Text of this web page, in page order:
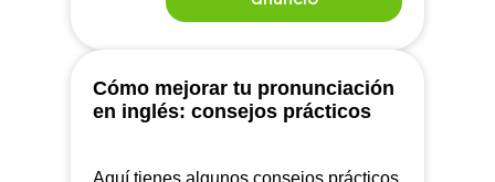
Cómo mejorar tu pronunciación
en inglés: consejos prácticos
Aquí tienes algunos consejos prácticos